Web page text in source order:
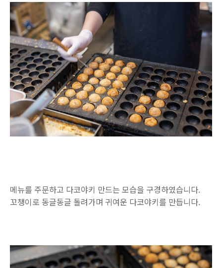
메뉴를 주문하고 다코야키 만드는 모습을 구경하였습니다.
꼬챙이로 동글동글 돌려가며 귀여운 다코야키를 만듭니다.